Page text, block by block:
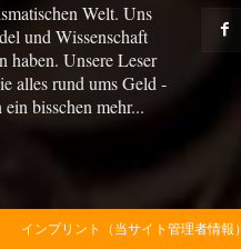
Welt. Uns
und Wissenschaft
haben. Unsere Leser
alles rund ums Geld -
bisschen mehr...
インプリント（当サイト管理者情報）